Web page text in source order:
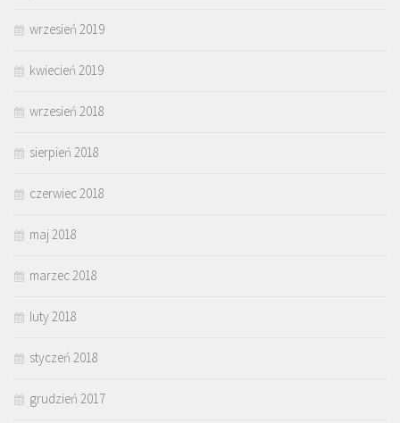
wrzesień 2019
kwiecień 2019
wrzesień 2018
sierpień 2018
czerwiec 2018
maj 2018
marzec 2018
luty 2018
styczeń 2018
grudzień 2017